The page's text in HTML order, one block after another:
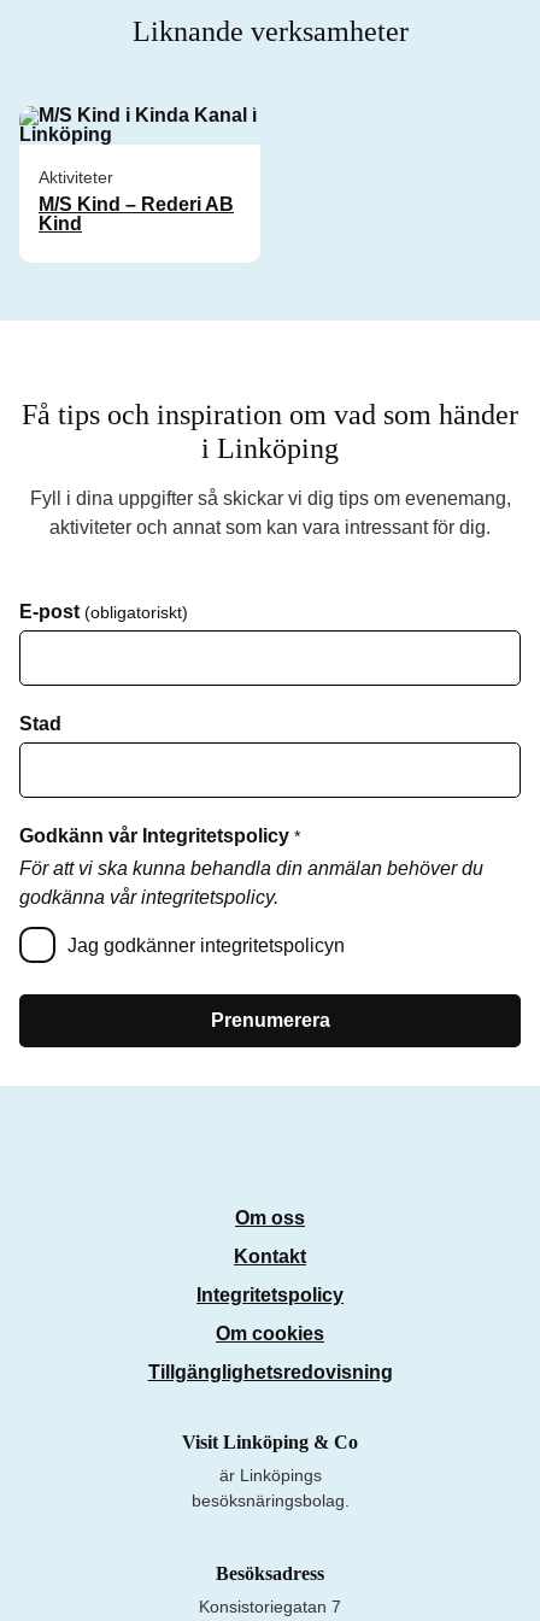
Liknande verksamheter
Aktiviteter
M/S Kind – Rederi AB
Kind
Få tips och inspiration om vad som händer
i Linköping
Fyll i dina uppgifter så skickar vi dig tips om evenemang,
aktiviteter och annat som kan vara intressant för dig.
E-post (obligatoriskt)
Stad
Godkänn vår Integritetspolicy *
För att vi ska kunna behandla din anmälan behöver du
godkänna vår integritetspolicy.
Jag godkänner integritetspolicyn
Prenumerera
Om oss
Kontakt
Integritetspolicy
Om cookies
Tillgänglighetsredovisning
Visit Linköping & Co
är Linköpings
besöksnäringsbolag.
Besöksadress
Konsistoriegatan 7